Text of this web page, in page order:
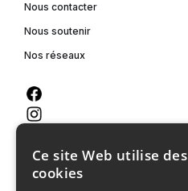
Nous contacter
Nous soutenir
Nos réseaux
Ce site Web utilise des
cookies